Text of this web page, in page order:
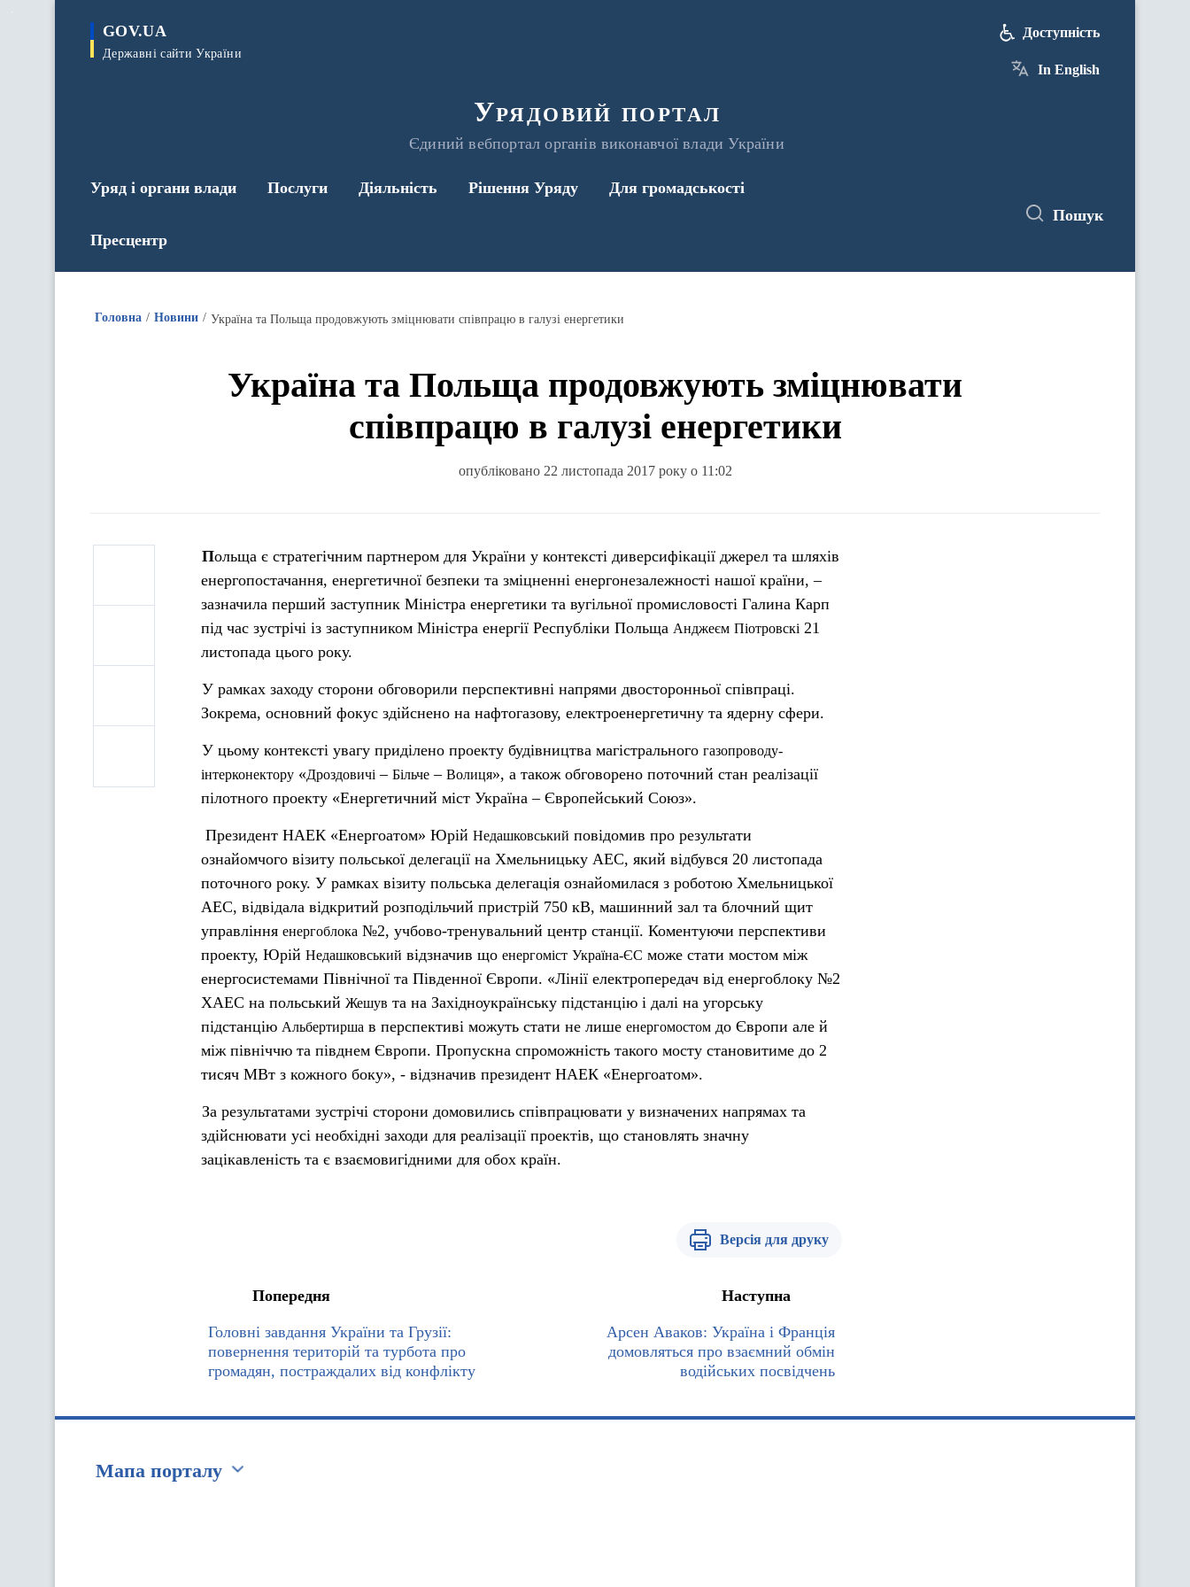
GOV.UA
Державні сайти України
Урядовий портал
Єдиний вебпортал органів виконавчої влади України
Доступність
In English
Уряд і органи влади Послуги Діяльність Рішення Уряду Для громадськості
Пресцентр
Пошук
Головна Новини Україна та Польща продовжують зміцнювати співпрацю в галузі енергетики
Україна та Польща продовжують зміцнювати
співпрацю в галузі енергетики
опубліковано 22 листопада 2017 року о 11:02
Польща є стратегічним партнером для України у контексті диверсифікації джерел та шляхів
енергопостачання, енергетичної безпеки та зміцненні енергонезалежності нашої країни, –
зазначила перший заступник Міністра енергетики та вугільної промисловості Галина Карп
під час зустрічі із заступником Міністра енергії Республіки Польща Анджеєм Піотровскi 21
листопада цього року.
У рамках заходу сторони обговорили перспективні напрями двосторонньої співпраці.
Зокрема, основний фокус здійснено на нафтогазову, електроенергетичну та ядерну сфери.
У цьому контексті увагу приділено проекту будівництва магістрального газопроводу-
інтерконектору «Дроздовичі – Більче – Волиця», а також обговорено поточний стан реалізації
пілотного проекту «Енергетичний міст Україна – Європейський Союз».
Президент НАЕК «Енергоатом» Юрій Недашковський повідомив про результати
ознайомчого візиту польської делегації на Хмельницьку АЕС, який відбувся 20 листопада
поточного року. У рамках візиту польська делегація ознайомилася з роботою Хмельницької
АЕС, відвідала відкритий розподільчий пристрій 750 кВ, машинний зал та блочний щит
управління енергоблока №2, учбово-тренувальний центр станції. Коментуючи перспективи
проекту, Юрій Недашковський відзначив що енергоміст Україна-ЄС може стати мостом між
енергосистемами Північної та Південної Європи. «Лінії електропередач від енергоблоку №2
ХАЕС на польський Жешув та на Західноукраїнську підстанцію і далі на угорську
підстанцію Альбертирша в перспективі можуть стати не лише енергомостом до Європи але й
між північчю та півднем Європи. Пропускна спроможність такого мосту становитиме до 2
тисяч МВт з кожного боку», - відзначив президент НАЕК «Енергоатом».
За результатами зустрічі сторони домовились співпрацювати у визначених напрямах та
здійснювати усі необхідні заходи для реалізації проектів, що становлять значну
зацікавленість та є взаємовигідними для обох країн.
Версія для друку
Попередня
Головні завдання України та Грузії:
повернення територій та турбота про
громадян, постраждалих від конфлікту
Наступна
Арсен Аваков: Україна і Франція
домовляться про взаємний обмін
водійських посвідчень
Мапа порталу